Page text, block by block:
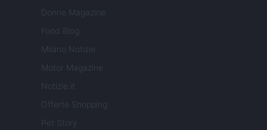
Donne Magazine
Food Blog
Milano Notizie
Motor Magazine
Notizie.it
Offerte Shopping
Pet Story